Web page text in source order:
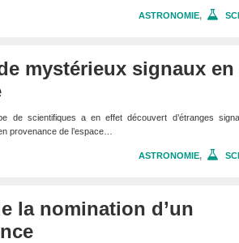
ASTRONOMIE,
mystérieux signaux en
de scientifiques a en effet découvert d’étranges
provenance de l’espace…
ASTRONOMIE,
la nomination d’un